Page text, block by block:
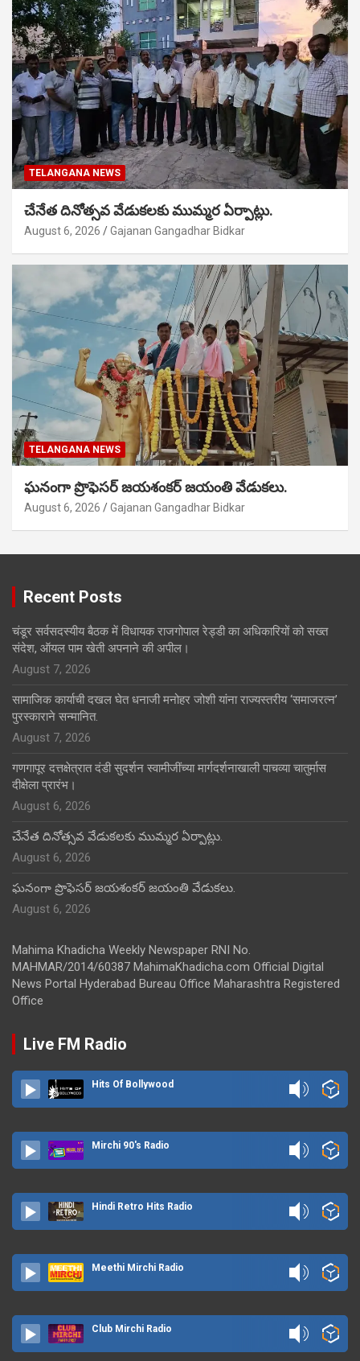
TELANGANA NEWS
చేనేత దినోత్సవ వేడుకలకు ముమ్మర ఏర్పాట్లు.
August 6, 2026 Gajanan Gangadhar Bidkar
TELANGANA NEWS
ఘనంగా ప్రొఫెసర్ జయశంకర్ జయంతి వేడుకలు.
August 6, 2026 Gajanan Gangadhar Bidkar
Recent Posts
चंडूर सर्वसदस्यीय बैठक में विधायक राजगोपाल रेड्डी का अधिकारियों को सख्त
संदेश, ऑयल पाम खेती अपनाने की अपील।
August 7, 2026
सामाजिक कार्याची दखल घेत धनाजी मनोहर जोशी यांना राज्यस्तरीय ‘समाजरत्न’
पुरस्काराने सन्मानित.
August 7, 2026
गणगापूर दत्तक्षेत्रात दंडी सुदर्शन स्वामीजींच्या मार्गदर्शनाखाली पाचव्या चातुर्मास
दीक्षेला प्रारंभ।
August 6, 2026
చేనేత దినోత్సవ వేడుకలకు ముమ్మర ఏర్పాట్లు.
August 6, 2026
ఘనంగా ప్రొఫెసర్ జయశంకర్ జయంతి వేడుకలు.
August 6, 2026
Mahima Khadicha Weekly Newspaper RNI No.
MAHMAR/2014/60387 MahimaKhadicha.com Official Digital
News Portal Hyderabad Bureau Office Maharashtra Registered
Office
Live FM Radio
Hits Of Bollywood
Mirchi 90's Radio
Hindi Retro Hits Radio
Meethi Mirchi Radio
Club Mirchi Radio